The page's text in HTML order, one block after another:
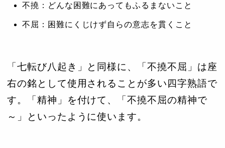
不撓：どんな困難にあってもふるまないこと
不屈：困難にくじけず自らの意志を貫くこと
「七転び八起き」と同様に、「不撓不屈」は座
右の銘として使用されることが多い四字熟語で
す。「精神」を付けて、「不撓不屈の精神で
～」といったように使います。